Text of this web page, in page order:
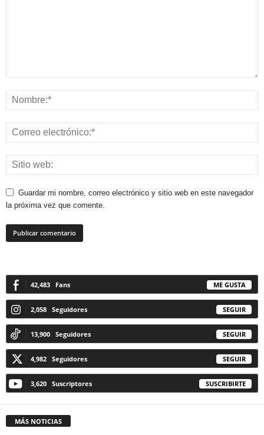
Guardar mi nombre, correo electrónico y sitio web en este navegador
la próxima vez que comente.
42,483 Fans ME GUSTA
2,058 Seguidores SEGUIR
13,900 Seguidores SEGUIR
4,982 Seguidores SEGUIR
3,620 Suscriptores SUSCRIBIRTE
MÁS NOTICIAS